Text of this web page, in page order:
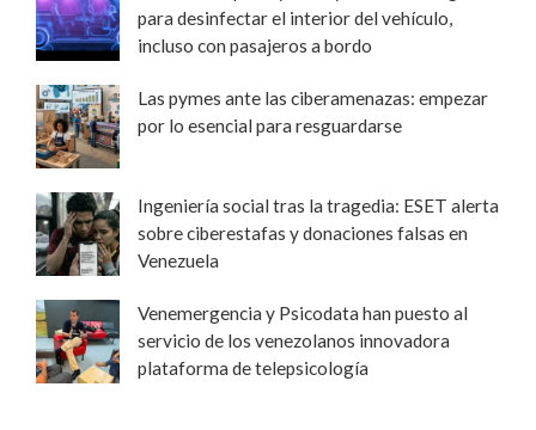
para desinfectar el interior del vehículo,
incluso con pasajeros a bordo
Las pymes ante las ciberamenazas: empezar
por lo esencial para resguardarse
Ingeniería social tras la tragedia: ESET alerta
sobre ciberestafas y donaciones falsas en
Venezuela
Venemergencia y Psicodata han puesto al
servicio de los venezolanos innovadora
plataforma de telepsicología